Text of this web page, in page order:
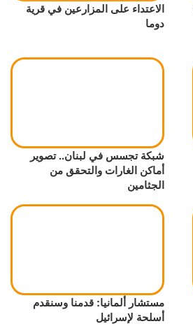
الاعتداء على المزارعين في قرية
دوما
شبكة تجسس في لبنان.. تصوير
أماكن الغارات والتحقق من
الجثامين
مستشار ألمانيا: قدمنا وسنقدم
أسلحة لإسرائيل